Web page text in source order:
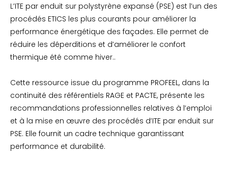
L’ITE par enduit sur polystyrène expansé (PSE) est l’un des
procédés ETICS les plus courants pour améliorer la
performance énergétique des façades. Elle permet de
réduire les déperditions et d’améliorer le confort
thermique été comme hiver..
Cette ressource issue du programme PROFEEL, dans la
continuité des référentiels RAGE et PACTE, présente les
recommandations professionnelles relatives à l’emploi
et à la mise en œuvre des procédés d’ITE par enduit sur
PSE. Elle fournit un cadre technique garantissant
performance et durabilité.